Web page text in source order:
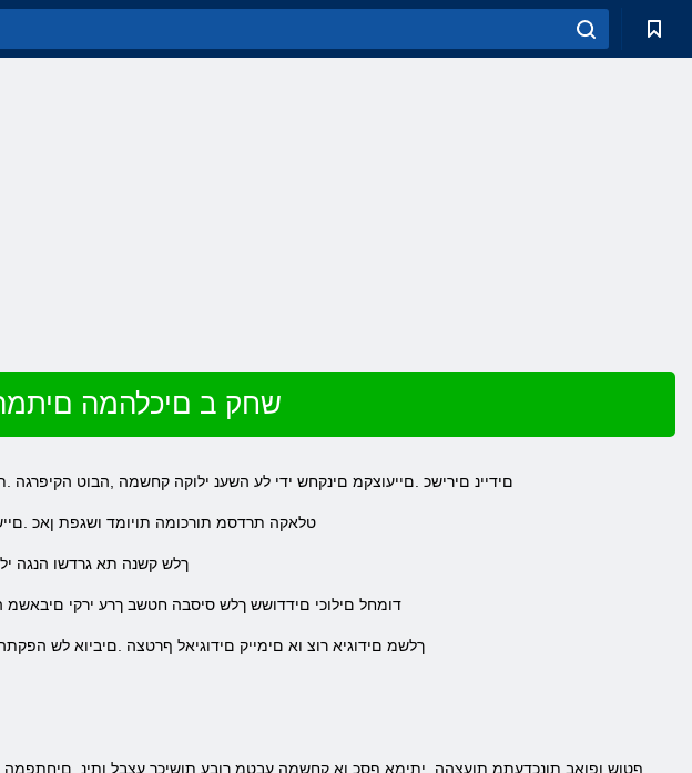
שחק ב םיכלהמה
םידיינ םירישכ .םייעוצקמ םינקחש ידי לע השענ ילוקה קחשמה ,הבוט
.טלאקה תרדסמ תורכומה תויומד ושגפת ןאכ
.ךלש קשנה תא גרדשו הנגה
.דומחל םילוכי םידדושש ךלש סיסבה חטשב ךרע ירקי םיבאשמ הברה שי 100 .ףוקתל ידכ קשנב שמתשהל םילוכי םה לבא ,ךכ לכ
.ךלשמ םידוגיא רוצ וא םימייק םידוגיאל ףרטצה .םיביוא לש